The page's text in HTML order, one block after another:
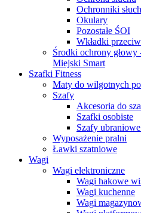
Ochronniki
Okulary
Pozostałe ŚOI
Wkładki
Środki ochrony głowy
Miejski Smart
Szafki Fitness
Maty do wilgotnych
Szafy
Akcesoria do
Szafki osobiste
Szafy
Wyposażenie pralni
Ławki szatniowe
Wagi
Wagi elektroniczne
Wagi hakowe
Wagi kuchenne
Wagi